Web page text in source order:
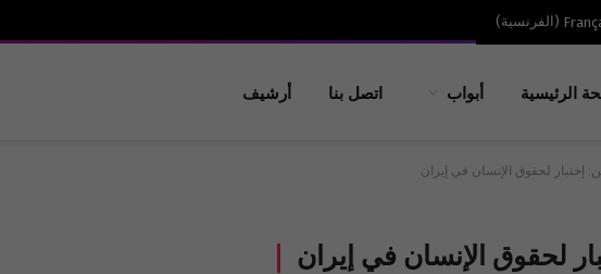
( الفرنسية)
الرئيسية أبواب اتصل بنا أرشيف
إختبار لحقوق الإنسان في إيران
لحقوق الإنسان في إيران